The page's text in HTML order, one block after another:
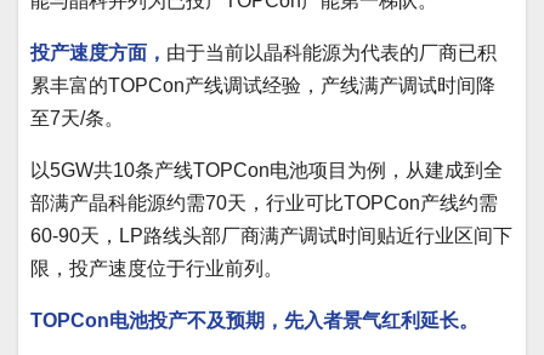
投产速度方面， 由于当前以晶科能源为代表的厂商已积
累丰富的TOPCon产线调试经验，产线满产调试时间降
至7天/条。
以5GW共10条产线TOPCon电池项目为例，从建成到全
部满产晶科能源约需70天，行业可比TOPCon产线约需
60-90天，LP路线头部厂商满产调试时间贴近行业区间下
限，投产速度位于行业前列。
TOPCon电池投产不及预期，先入者景气红利延长。